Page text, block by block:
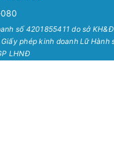
số 4201855411 do sở
phép kinh doanh Lữ Hành
LHNĐ